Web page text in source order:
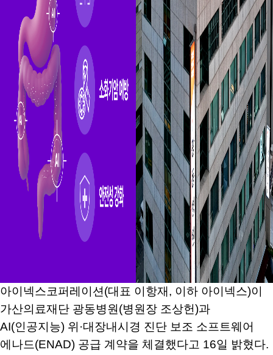
아이넥스코퍼레이션(대표 이항재, 이하 아이넥스)이
가산의료재단 광동병원(병원장 조상헌)과
AI(인공지능) 위·대장내시경 진단 보조 소프트웨어
에나드(ENAD) 공급 계약을 체결했다고 16일 밝혔다.